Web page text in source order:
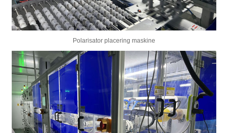
Polarisator placering maskine